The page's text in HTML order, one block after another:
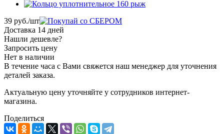
39 руб./шт
Доставка 14 дней
Нашли дешевле?
Запросить цену
Нет в наличии
В течение часа с Вами свяжется наш менеджер для уточнения
деталей заказа.
Актуальную цену уточняйте у сотрудников интернет-
магазина.
Поделиться